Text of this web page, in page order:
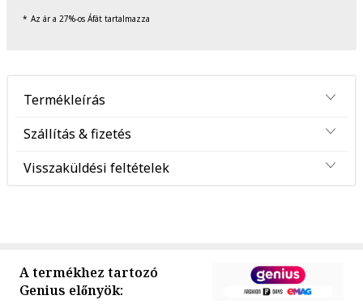
Az ár a 27%-os Áfát tartalmazza
Termékleírás
Szállítás & fizetés
Visszaküldési feltételek
A termékhez tartozó
Genius előnyök: